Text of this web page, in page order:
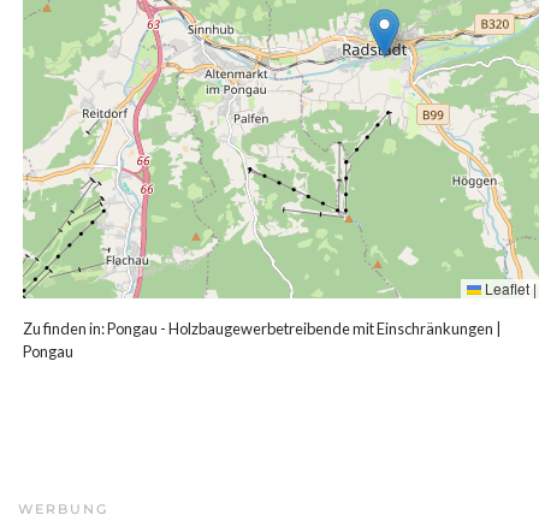
Leaflet |
Zu finden in:Pongau - Holzbaugewerbetreibende mit Einschränkungen
Pongau
WERBUNG